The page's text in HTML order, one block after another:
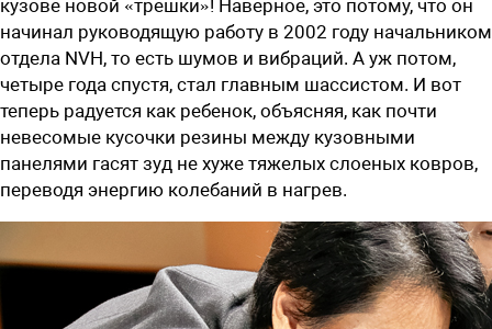
кузове новой «трешки»! Наверное, это потому, что он
начинал руководящую работу в 2002 году начальником
отдела NVH, то есть шумов и вибраций. А уж потом,
четыре года спустя, стал главным шассистом. И вот
теперь радуется как ребенок, объясняя, как почти
невесомые кусочки резины между кузовными
панелями гасят зуд не хуже тяжелых слоеных ковров,
переводя энергию колебаний в нагрев.